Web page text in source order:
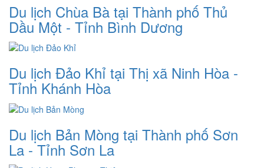
Du lịch Chùa Bà tại Thành phố Thủ
Dầu Một - Tỉnh Bình Dương
Du lịch Đảo Khỉ tại Thị xã Ninh Hòa -
Tỉnh Khánh Hòa
Du lịch Bản Mòng tại Thành phố Sơn
La - Tỉnh Sơn La